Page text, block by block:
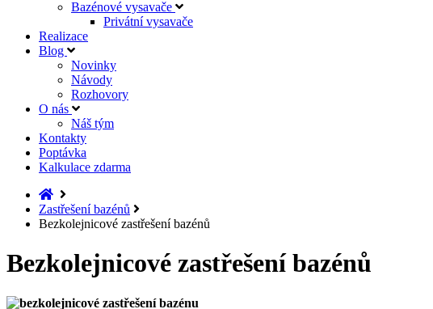
Bazénové vysavače
Privátní vysavače
Realizace
Blog
Novinky
Návody
Rozhovory
O nás
Náš tým
Kontakty
Poptávka
Kalkulace zdarma
Zastřešení bazénů
Bezkolejnicové zastřešení bazénů
Bezkolejnicové zastřešení bazénů